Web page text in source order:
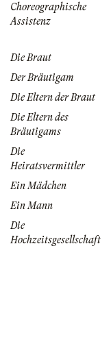
Choreographische
Assistenz
Die Braut
Der Bräutigam
Die Eltern der Braut
Die Eltern des
Bräutigams
Die
Heiratsvermittler
Ein Mädchen
Ein Mann
Die
Hochzeitsgesellschaft